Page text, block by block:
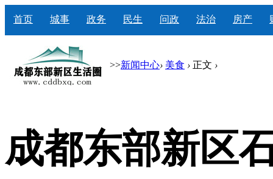
首页 城事 政务 民生 问政 法治 房产
>>新闻中心› 美食 › 正文 ›
成都东部新区